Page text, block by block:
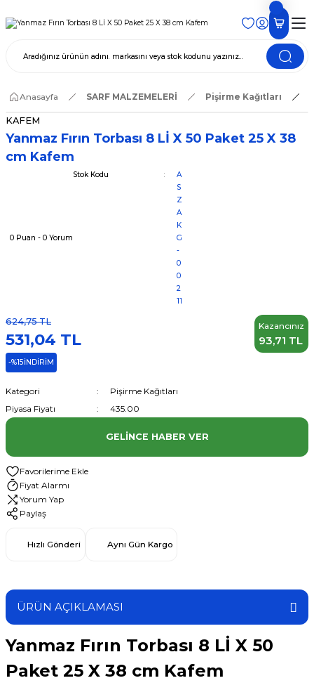
Anasayfa SARF MALZEMELERİ Pişirme Kağıtları
KAFEM
Yanmaz Fırın Torbası 8 Lİ X 50 Paket 25 X 38
cm Kafem
0 Puan - 0 Yorum
Stok Kodu
A
S
Z
A
K
G
-
0
0
2
11
624,75 TL
531,04 TL
-%15İNDİRİM
Kazancınız
93,71 TL
Kategori
Pişirme Kağıtları
Piyasa Fiyatı
435.00
GELINCE HABER VER
Fiyat Alarmı
Yorum Yap
Paylaş
Hızlı Gönderi Aynı Gün Kargo
ÜRÜN AÇIKLAMASI
Yanmaz Fırın Torbası 8 Lİ X 50
Paket 25 X 38 cm Kafem